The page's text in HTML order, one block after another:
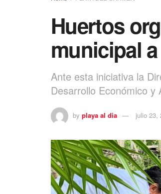
Huertos
municipal
Ante esta iniciativa la
Desarrollo Económico
by playa al dia julio 23,